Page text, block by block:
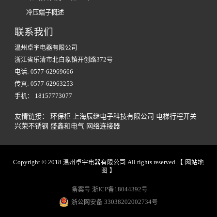
冷压端子概述
联系我们
温州卓宇电器有限公司
浙江省乐清市北白象镇开创路372号
电话: 0577-62969666
传真: 0577-62963253
手机： 18157773077
友情链接： 环保柜 上海辰继电子科技有限公司 电梯行程开关
兴荣不锈钢 盛鑫和电气 网络连接器
Copyright © 2018.温州卓宇电器有限公司 All rights reserved.【 网站地
图 】
备案号 浙ICP备18044392号
浙公网安备 33038202002734号